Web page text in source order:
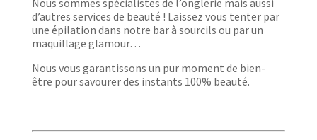
d’autres services de beauté ! Laissez vous tenter par
une épilation dans notre bar à sourcils ou par un
maquillage glamour…
Nous vous garantissons un pur moment de bien-
être pour savourer des instants 100% beauté.